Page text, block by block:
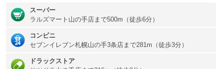
スーパー
ラルズマート山の手店まで500m（徒歩6分）
コンビニ
セブンイレブン札幌山の手3条店まで281m（徒歩3分）
ドラックストア